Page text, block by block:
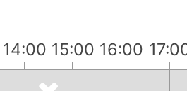
14:00 15:00 16:00